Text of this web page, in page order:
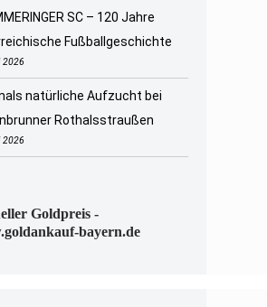
SC – 120 Jahre
Fußballgeschichte
2026
natürliche Aufzucht bei
Rothalsstraußen
2026
Goldpreis -
bayern.de